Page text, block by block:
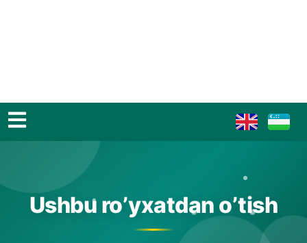
Ushbu ro’yxatdan o’tish